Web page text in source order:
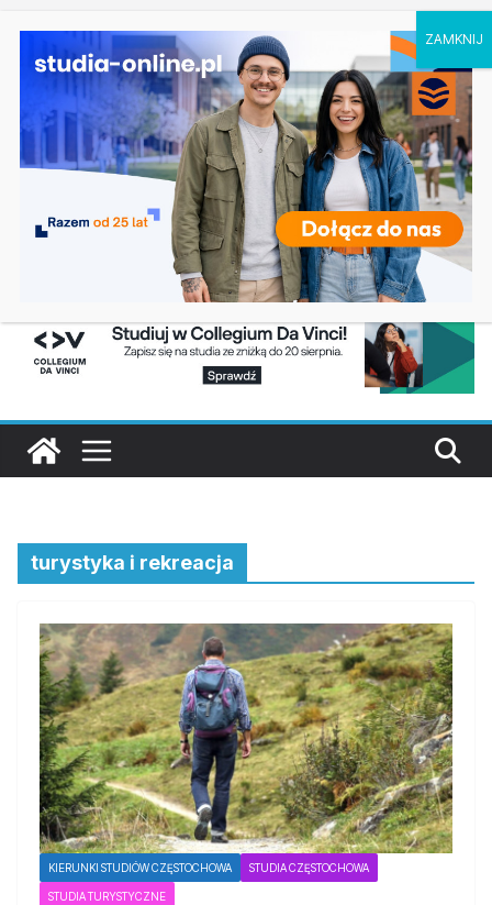
Ostatnie
wpisy:
Logistyka – studia inżynierskie na Uniwersytecie
Szczecińskim
Elektroniczne przetwarzanie informacji w
Krakowie
Prawo w Łomży
Pedagogika przedszkolna i wczesnoszkolna w
Skierniewicach
Kosmetologia w Opolu
turystyka i rekreacja
KIERUNKI STUDIÓW CZĘSTOCHOWA STUDIA CZĘSTOCHOWA
STUDIA TURYSTYCZNE